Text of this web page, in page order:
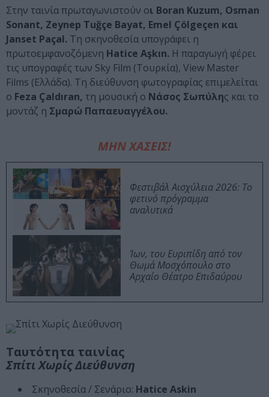
Στην ταινία πρωταγωνιστούν οι Boran Kuzum, Osman
Sonant, Zeynep Tuğçe Bayat, Emel Çölgeçen και
Janset Paçal. Τη σκηνοθεσία υπογράφει η
πρωτοεμφανοζόμενη Hatice Aşkın. Η παραγωγή φέρει
τις υπογραφές των Sky Film (Τουρκία), View Master
Films (Ελλάδα). Τη διεύθυνση φωτογραφίας επιμελείται
ο Feza Çaldıran, τη μουσική ο Νάσος Σωπύλης και το
μοντάζ η Σμαρώ Παπαευαγγέλου.
ΜΗΝ ΧΑΣΕΙΣ!
Φεστιβάλ Αισχύλεια 2026: Το
φετινό πρόγραμμα
αναλυτικά
Ίων, του Ευριπίδη από τον
Θωμά Μοσχόπουλο στο
Αρχαίο Θέατρο Επιδαύρου
Ταυτότητα ταινίας
Σπίτι Χωρίς Διεύθυνση
Σκηνοθεσία / Σενάριο: Hatice Askin